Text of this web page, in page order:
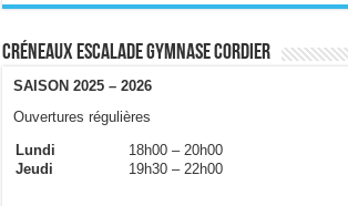
Créneaux escalade gymnase Cordier
SAISON 2025 – 2026
Ouvertures régulières
Lundi
18h00 – 20h00
Jeudi
19h30 – 22h00